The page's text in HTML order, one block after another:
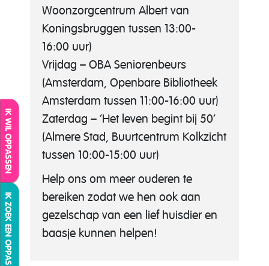
IK WIL OPPASSEN
IK ZOEK EEN OPPAS
Woonzorgcentrum Albert van
Koningsbruggen tussen 13:00-
16:00 uur)
Vrijdag – OBA Seniorenbeurs
(Amsterdam, Openbare Bibliotheek
Amsterdam tussen 11:00-16:00 uur)
Zaterdag – ‘Het leven begint bij 50’
(Almere Stad, Buurtcentrum Kolkzicht
tussen 10:00-15:00 uur)
Help ons om meer ouderen te
bereiken zodat we hen ook aan
gezelschap van een lief huisdier en
baasje kunnen helpen!